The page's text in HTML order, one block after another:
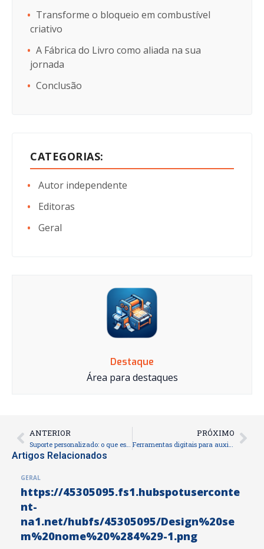
Transforme o bloqueio em combustível
criativo
A Fábrica do Livro como aliada na sua
jornada
Conclusão
CATEGORIAS:
Autor independente
Editoras
Geral
Destaque
Área para destaques
Prev
ANTERIOR PRÓXIMO
Artigos Relacionados
GERAL
https://45305095.fs1.hubspotuserconte
nt-
na1.net/hubfs/45305095/Design%20se
m%20nome%20%284%29-1.png